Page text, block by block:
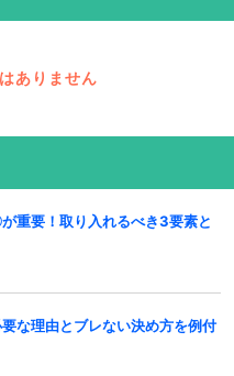
ありません
重要！取り入れるべき3要素と
要な理由とブレない決め方を例付